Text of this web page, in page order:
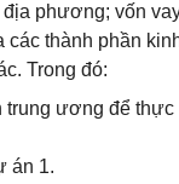
phương; vốn
các thành phần
Trong đó:
trung ương để
án 1.